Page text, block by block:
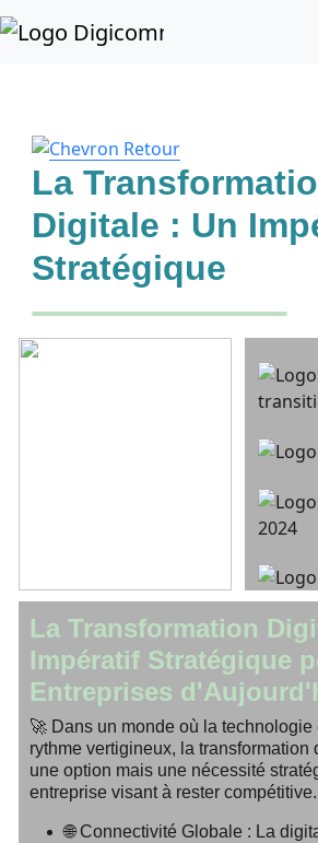
La
Digitale : Un
Stratégique
2024
La Transformation
Impératif Stratégique
Entreprises
🚀 Dans un monde où la technologie
rythme vertigineux, la transformation
une option mais une nécessité
entreprise visant à rester
🌐Connectivité Globale : La